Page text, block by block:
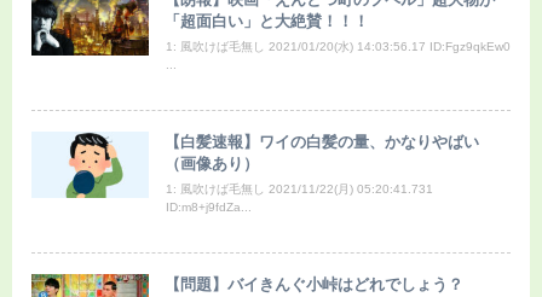
「超面白い」と大絶賛！！！
1: 風吹けば毛無し 2021/01/20(水) 14:03:56.17 ID:Fgz9qkEw0
...
【白髪速報】ワイの白髪の量、かなりやばい
（画像あり）
1: 風吹けば毛無し 2021/11/22(月) 05:20:41.731
ID:m8+j9fdZa...
【問題】バイきんぐ小峠はどれでしょう？